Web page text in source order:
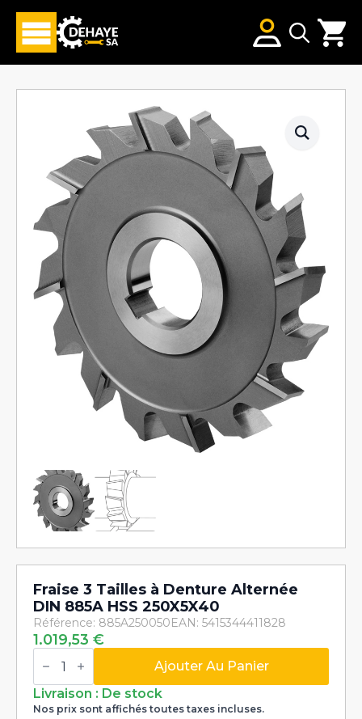
Fraise 3 Tailles à Denture Alternée
DIN 885A HSS 250X5X40
Référence: 885A250050EAN: 5415344411828
1.019,53 €
quantité
de
3
Tailles
Ajouter Au Panier
Livraison : De stock
Nos prix sont affichés toutes taxes incluses.